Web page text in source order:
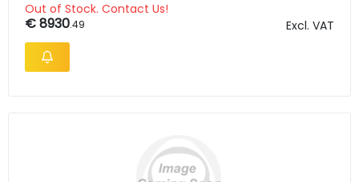
Out of Stock. Contact Us!
€ 8930.49 Excl. VAT